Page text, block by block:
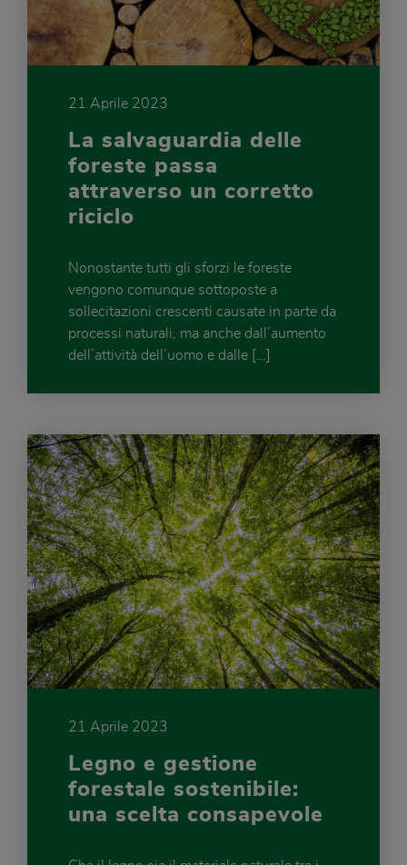
21 Aprile 2023
La salvaguardia delle
foreste passa
attraverso un corretto
riciclo
Nonostante tutti gli sforzi le foreste
vengono comunque sottoposte a
sollecitazioni crescenti causate in parte da
processi naturali, ma anche dall’aumento
dell’attività dell’uomo e dalle […]
21 Aprile 2023
Legno e gestione
forestale sostenibile:
una scelta consapevole